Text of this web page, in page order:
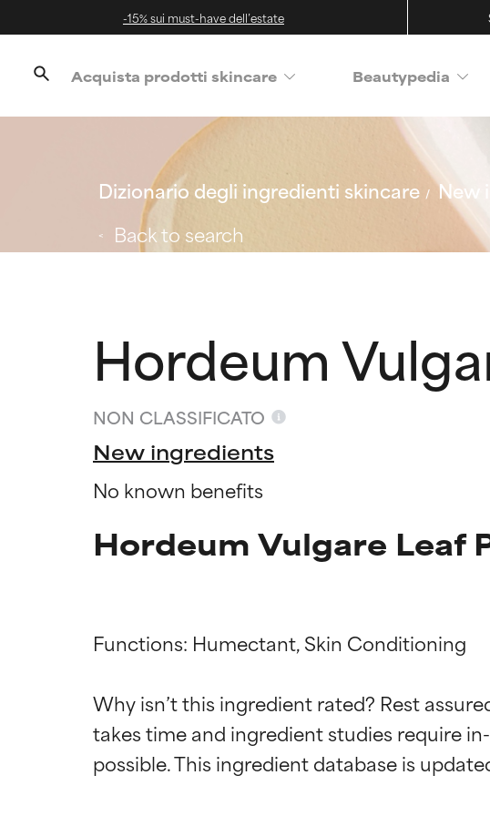
-15% sui must-have dell’estate
Acquista prodotti skincare Beautypedia
Dizionario degli ingredienti skincare New
Back to search
Hordeum
NON CLASSIFICATO
New ingredients
No known benefits
Hordeum Vulgare Leaf
Functions: Humectant, Skin Conditioning
Why isn’t this ingredient rated? Rest
takes time and ingredient studies require
OTTIMO
Comprovati e sostenuti da
OTTIMO
Comprovati e sostenuti da